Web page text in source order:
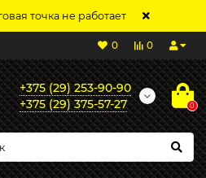
точка не работает
0
0
+375 (29) 253-90-90
+375 (29) 375-57-27
0